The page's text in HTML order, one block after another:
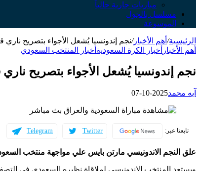
مباريات جارية حالياً
مسلسل بالجول
الموسوعة
الرئيسية/ أهم الأخبار/نجم إندونسيا يُشعل الأجواء بتصريح
أهم الأخبار أخبار الكرة السعودية أخبار المنتخب السعودي
نجم إندونسيا يُشعل الأجواء بتصريح
آيه محمد2025-10-07
تابعنا عبر: Twitter
Telegram
علق النجم الاندونيسي مارتن بايس علي مواجهة منتخب
ويستعد المنتخب الاندونيسي لملاقاة نظيره السعودي في